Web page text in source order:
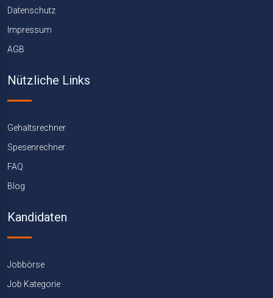
Datenschutz
Impressum
AGB
Nützliche Links
Gehaltsrechner
Spesenrechner
FAQ
Blog
Kandidaten
Jobbörse
Job Kategorie